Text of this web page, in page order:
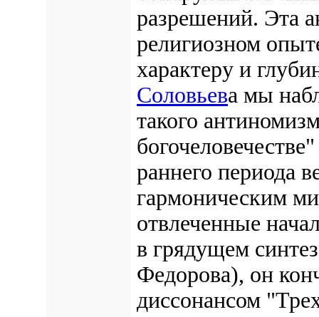
разрешений. Эта
религиозном
характеру и
Соловьева мы
такого
раннего периода
гармоническим
отвлеченные
в грядущем
Федорова), он
диссонансом